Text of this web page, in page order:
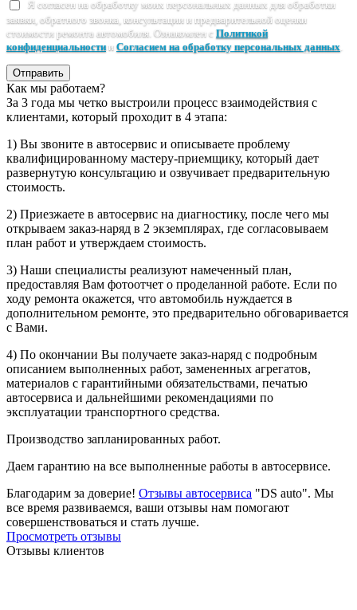
Я согласен на обработку моих персональных данных для обработки
заявки, обратного звонка, консультации и предварительной оценки
стоимости ремонта автомобиля. Ознакомлен с Политикой
конфиденциальностии Согласием на обработку персональных данных
Отправить
Как мы работаем?
За 3 года мы четко выстроили процесс взаимодействия с
клиентами, который проходит в 4 этапа:
1) Вы звоните в автосервис и описываете проблему
квалифицированному мастеру-приемщику, который дает
развернутую консультацию и озвучивает предварительную
стоимость.
2) Приезжаете в автосервис на диагностику, после чего мы
открываем заказ-наряд в 2 экземплярах, где согласовываем
план работ и утверждаем стоимость.
3) Наши специалисты реализуют намеченный план,
предоставляя Вам фотоотчет о проделанной работе. Если по
ходу ремонта окажется, что автомобиль нуждается в
дополнительном ремонте, это предварительно обговаривается
с Вами.
4) По окончании Вы получаете заказ-наряд с подробным
описанием выполненных работ, замененных агрегатов,
материалов с гарантийными обязательствами, печатью
автосервиса и дальнейшими рекомендациями по
эксплуатации транспортного средства.
Производство запланированных работ.
Даем гарантию на все выполненные работы в автосервисе.
Благодарим за доверие! Отзывы автосервиса "DS auto". Мы
все время развиваемся, ваши отзывы нам помогают
совершенствоваться и стать лучше.
Просмотреть отзывы
Отзывы клиентов